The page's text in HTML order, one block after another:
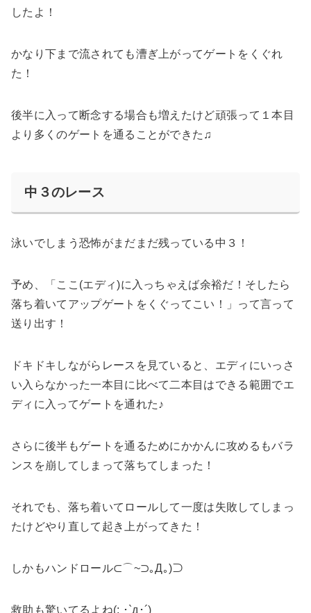
したよ！
かなり下まで流されても漕ぎ上がってゲートをくぐれ
た！
後半に入って断念する場合も増えたけど頑張って１本目
より多くのゲートを通ることができた♫
中３のレース
泳いでしまう恐怖がまだまだ残っている中３！
予め、「ここ(エディ)に入っちゃえば余裕だ！そしたら
落ち着いてアップゲートをくぐってこい！」って言って
送り出す！
ドキドキしながらレースを見ていると、エディにいっさ
い入らなかった一本目に比べて二本目はできる範囲でエ
ディに入ってゲートを通れた♪
さらに後半もゲートを通るためにかかんに攻めるもバラ
ンスを崩してしまって落ちてしまった！
それでも、落ち着いてロールして一度は失敗してしまっ
たけどやり直して起き上がってきた！
しかもハンドロール⊂⌒~⊃｡Д｡)⊃
救助も驚いてるよね(; ･`д･´)